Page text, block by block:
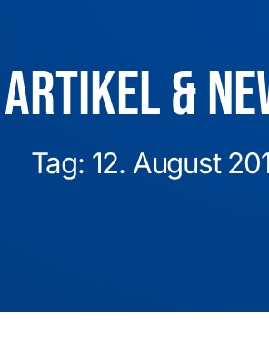
Artikel &
Tag: 12. August